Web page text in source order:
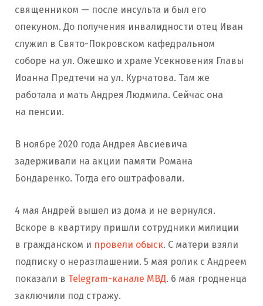
священником — после инсульта и был его
опекуном. До получения инвалидности отец Иван
служил в Свято-Покровском кафедральном
соборе на ул. Ожешко и храме Усекновения Главы
Иоанна Предтечи на ул. Курчатова. Там же
работала и мать Андрея Людмила. Сейчас она
на пенсии.
В ноябре 2020 года Андрея Авсиевича
задерживали на акции памяти Романа
Бондаренко. Тогда его оштрафовали.
4 мая Андрей вышел из дома и не вернулся.
Вскоре в квартиру пришли сотрудники милиции
в гражданском и провели обыск. С матери взяли
подписку о неразглашении. 5 мая ролик с Андреем
показали в Telegram-канале МВД. 6 мая гродненца
заключили под стражу.